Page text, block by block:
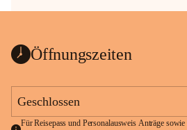
Öffnungszeiten
Geschlossen
Für Reisepass und Personalausweis Anträge